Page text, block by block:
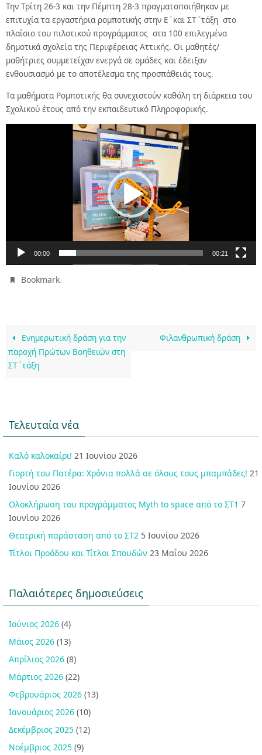
Την Τρίτη 26-3 και την Πέμπτη 28-3 πραγματοποιήθηκαν με
επιτυχία τα εργαστήρια ρομποτικής στην Ε΄και ΣΤ΄τάξη στο
πλαίσιο του πιλοτικού προγράμματος στα 100 επιλεγμένα
δημοτικά σχολεία της Περιφέρειας Αττικής. Οι μαθητές/
μαθήτριες συμμετείχαν ενεργά σε ομάδες και έδειξαν
ενθουσιασμό με το αποτέλεσμα της προσπάθειάς τους.
Τα μαθήματα Ρομποτικής θα συνεχιστούν καθόλη τη διάρκεια του
Σχολικού έτους από την εκπαιδευτικό Πληροφορικής.
00:00 00:21
Bookmark.
Ενημερωτική δράση για την
παροχή Πρώτων Βοηθειών στη
ΣΤ΄τάξη
Φιλανθρωπική δράση
Τελευταία νέα
Καλό καλοκαίρι! 21 Ιουνίου 2026
Γιορτή του Πατέρα: Χρόνια πολλά σε όλους τους μπαμπάδες! 21
Ιουνίου 2026
Ολοκλήρωση του προγράμματος Myth to space από το ΣΤ1 7
Ιουνίου 2026
Θεατρική παράσταση από το ΣΤ2 5 Ιουνίου 2026
Τίτλοι Προόδου και Τίτλοι Σπουδών 23 Μαΐου 2026
Παλαιότερες δημοσιεύσεις
Ιούνιος 2026 (4)
Μάιος 2026 (13)
Απρίλιος 2026 (8)
Μάρτιος 2026 (22)
Φεβρουάριος 2026 (13)
Ιανουάριος 2026 (10)
Δεκέμβριος 2025 (12)
Νοέμβριος 2025 (9)